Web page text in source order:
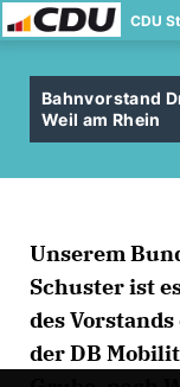
CDU
Bahnvorstand
Weil am Rhein
Unserem
Schuster ist
des
der DB